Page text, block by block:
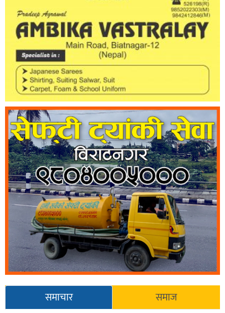
समाचार समाज